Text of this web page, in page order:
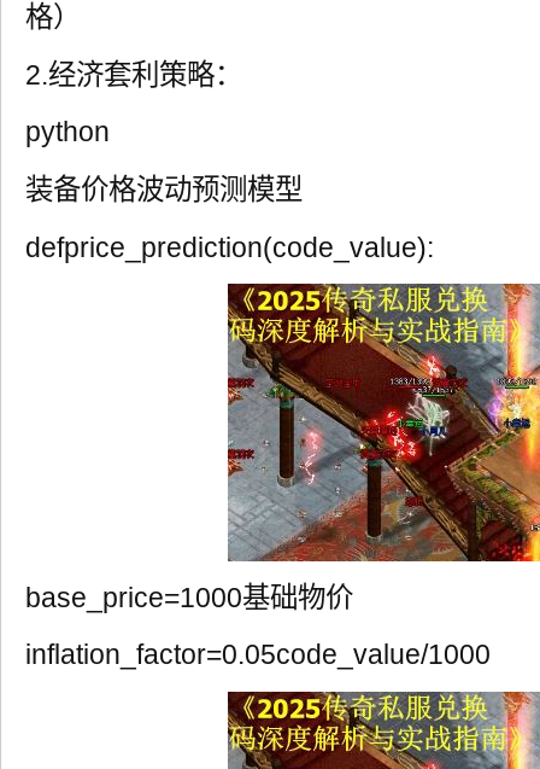
格）
2.经济套利策略：
python
装备价格波动预测模型
defprice_prediction(code_value):
base_price=1000基础物价
inflation_factor=0.05code_value/1000